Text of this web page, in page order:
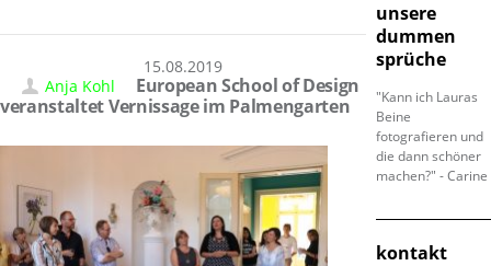
15.08.2019
Anja Kohl
European School of Design
veranstaltet Vernissage im Palmengarten
unsere
dummen
sprüche
"Kann ich Lauras
Beine
fotografieren und
die dann schöner
machen?" - Carine
kontakt